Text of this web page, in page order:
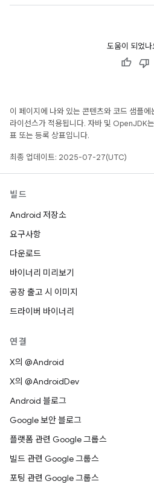
도움이 되었나
이 페이지에 나와 있는 콘텐츠와 코드 샘플에
라이선스가 적용됩니다. 자바 및
표 또는 등록 상표입니다.
최종 업데이트: 2025-07-27(UTC)
빌드
Android 저장소
요구사항
다운로드
바이너리 미리보기
공장 출고 시 이미지
드라이버 바이너리
연결
X의 @Android
X의 @AndroidDev
Android 블로그
Google 보안 블로그
플랫폼 관련 Google 그룹스
빌드 관련 Google 그룹스
포팅 관련 Google 그룹스